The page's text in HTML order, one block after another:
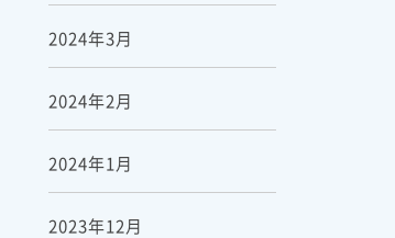
2024年3月
2024年2月
2024年1月
2023年12月